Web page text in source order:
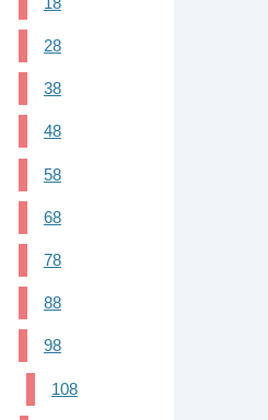
28
38
48
58
68
78
88
98
108